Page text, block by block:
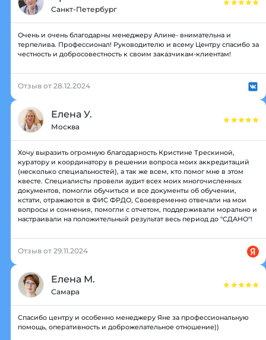
Санкт-Петербург
Очень и очень благодарны менеджеру Алине- внимательна и
терпелива. Профессионал! Руководителю и всему Центру спасибо за
честность и добросовестность к своим заказчикам-клиентам!
Отзыв от 28.12.2024
Елена У.
Москва
Хочу выразить огромную благодарность Кристине Трескиной,
куратору и координатору в решении вопроса моих аккредитаций
(несколько специальностей), а так же всем, кто помог мне в этом
квесте. Специалисты провели аудит всех моих многочисленных
документов, помогли обучиться и все документы об обучении,
кстати, отражаются в ФИС ФРДО, Своевременно отвечали на мои
вопросы и сомнения, помогли с отчетом, поддерживали морально и
настраивали на положительный результат весь период до "СДАНО"!
Отзыв от 29.11.2024
Елена М.
Самара
Спасибо центру и особенно менеджеру Яне за профессиональную
помощь, оперативность и доброжелательное отношение))